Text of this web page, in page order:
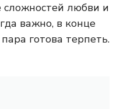
сложностей любви и
важно, в конце
готова терпеть.